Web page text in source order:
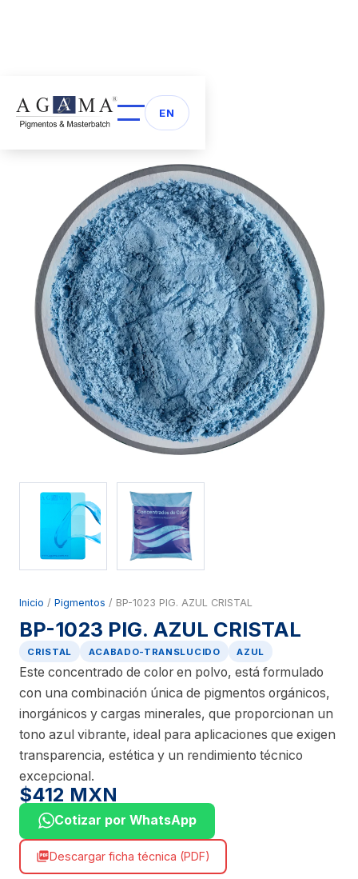
EN
arrow_back Volver a Pigmentos
Inicio / Pigmentos / BP-1023 PIG. AZUL CRISTAL
BP-1023 PIG. AZUL CRISTAL
CRISTAL ACABADO-TRANSLUCIDO AZUL
Este concentrado de color en polvo, está formulado
con una combinación única de pigmentos orgánicos,
inorgánicos y cargas minerales, que proporcionan un
tono azul vibrante, ideal para aplicaciones que exigen
transparencia, estética y un rendimiento técnico
excepcional.
$412 MXN
Cotizar por WhatsApp
picture_as_pdfDescargar ficha técnica (PDF)